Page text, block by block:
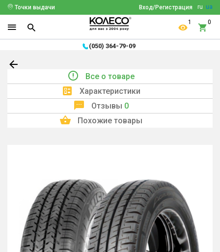
ru ua
Вход/Регистрация
Точки выдачи
1 0
(050) 364-79-09
Все о товаре
Характеристики
Отзывы 0
Похожие товары